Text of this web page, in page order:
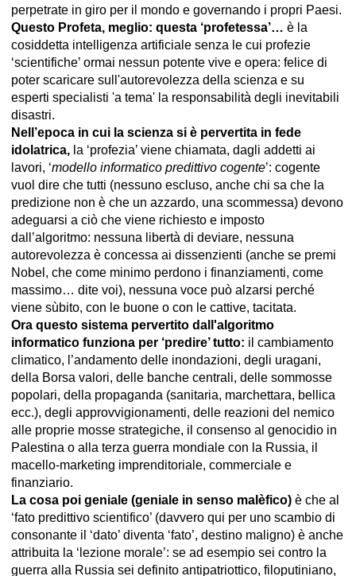
perpetrate in giro per il mondo e governando i propri Paesi.
Questo Profeta, meglio: questa ‘profetessa’… è la
cosiddetta intelligenza artificiale senza le cui profezie
‘scientifiche’ ormai nessun potente vive e opera: felice di
poter scaricare sull'autorevolezza della scienza e su
esperti specialisti 'a tema' la responsabilità degli inevitabili
disastri.
Nell’epoca in cui la scienza si è pervertita in fede
idolatrica, la ‘profezia’ viene chiamata, dagli addetti ai
lavori, ‘modello informatico predittivo cogente’: cogente
vuol dire che tutti (nessuno escluso, anche chi sa che la
predizione non è che un azzardo, una scommessa) devono
adeguarsi a ciò che viene richiesto e imposto
dall’algoritmo: nessuna libertà di deviare, nessuna
autorevolezza è concessa ai dissenzienti (anche se premi
Nobel, che come minimo perdono i finanziamenti, come
massimo… dite voi), nessuna voce può alzarsi perché
viene sùbito, con le buone o con le cattive, tacitata.
Ora questo sistema pervertito dall'algoritmo
informatico funziona per ‘predire’ tutto: il cambiamento
climatico, l’andamento delle inondazioni, degli uragani,
della Borsa valori, delle banche centrali, delle sommosse
popolari, della propaganda (sanitaria, marchettara, bellica
ecc.), degli approvvigionamenti, delle reazioni del nemico
alle proprie mosse strategiche, il consenso al genocidio in
Palestina o alla terza guerra mondiale con la Russia, il
macello-marketing imprenditoriale, commerciale e
finanziario.
La cosa poi geniale (geniale in senso malèfico) è che al
‘fato predittivo scientifico’ (davvero qui per uno scambio di
consonante il ‘dato’ diventa ‘fato’, destino maligno) è anche
attribuita la ‘lezione morale’: se ad esempio sei contro la
guerra alla Russia sei definito antipatriottico, filoputiniano,